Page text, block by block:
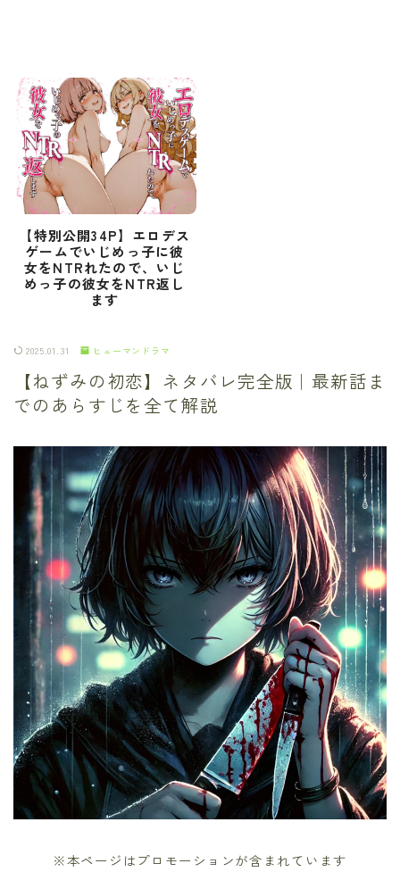
【特別公開34P】エロデス
ゲームでいじめっ子に彼
女をNTRれたので、いじ
めっ子の彼女をNTR返し
ます
2025.01.31 ヒューマンドラマ
【ねずみの初恋】ネタバレ完全版｜最新話ま
でのあらすじを全て解説
※本ページはプロモーションが含まれています